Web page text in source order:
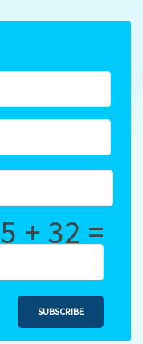
5 + 32 =
SUBSCRIBE